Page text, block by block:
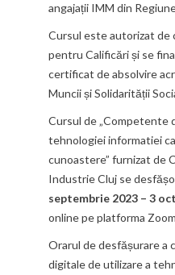
angajații IMM din
Cursul este autorizat
pentru Calificări și se
certificat de absolvire
Muncii și Solidarității
Cursul de „Competente
tehnologiei informatiei
cunoastere” furnizat de
Industrie Cluj se
septembrie 2023 – 3
online pe platforma
Orarul de desfășurare a
digitale de utilizare a